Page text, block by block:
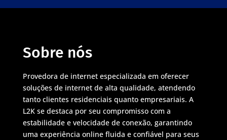
Sobre nós
Provedora de internet especializada em oferecer
soluções de internet de alta qualidade, atendendo
tanto clientes residenciais quanto empresariais. A
L2K se destaca por seu compromisso com a
estabilidade e velocidade de conexão, garantindo
uma experiência online fluida e confiável para seus